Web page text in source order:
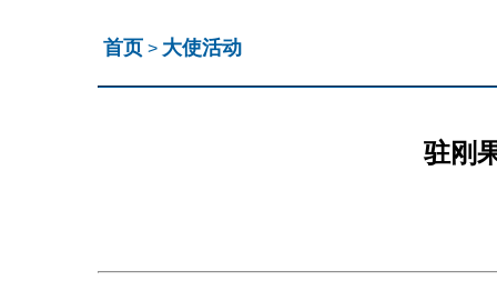
首页 > 大使活动
驻刚